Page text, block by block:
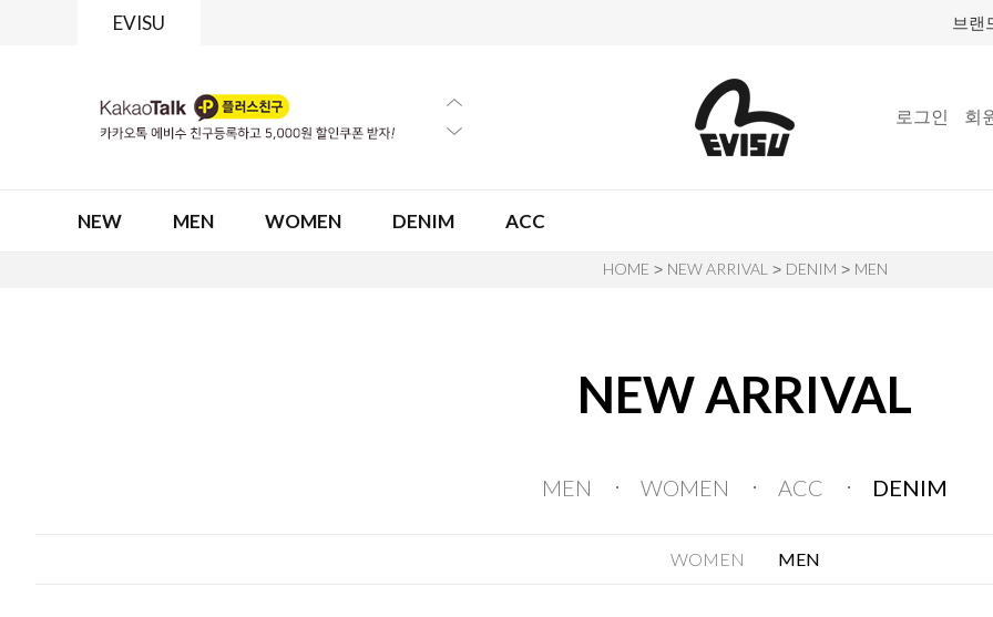
EVISU 브랜
로그인 회
NEW MEN WOMEN DENIM ACC
HOME > NEW ARRIVAL > DENIM > MEN
NEW ARRIVAL
MEN WOMEN ACC DENIM
WOMEN MEN